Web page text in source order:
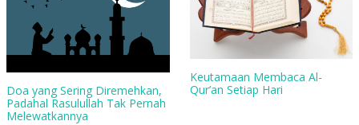
Doa yang Sering Diremehkan,
Padahal Rasulullah Tak Pernah
Melewatkannya
Keutamaan Membaca Al-
Qur’an Setiap Hari